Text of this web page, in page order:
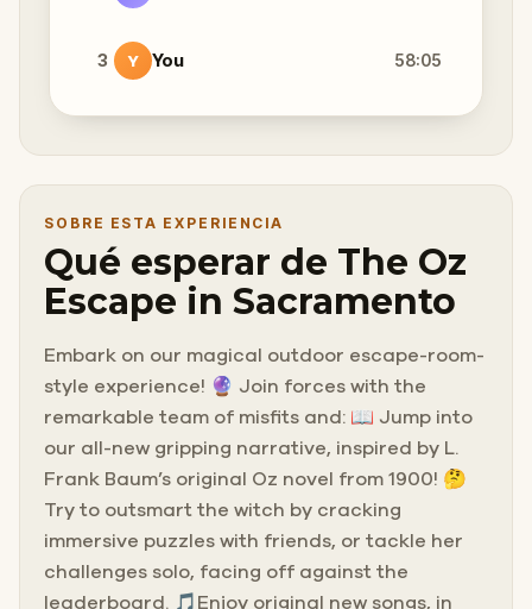
3 Y You 58:05
SOBRE ESTA EXPERIENCIA
Qué esperar de The Oz
Escape in Sacramento
Embark on our magical outdoor escape-room-
style experience! 🔮 Join forces with the
remarkable team of misfits and: 📖 Jump into
our all-new gripping narrative, inspired by L.
Frank Baum’s original Oz novel from 1900! 🤔
Try to outsmart the witch by cracking
immersive puzzles with friends, or tackle her
challenges solo, facing off against the
leaderboard. 🎵Enjoy original new songs, in